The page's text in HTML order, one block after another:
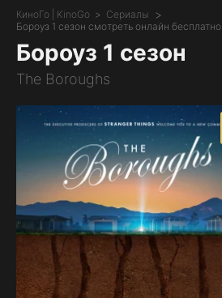
КиноГо | KinoGo
Сериалы
Бороуз 1 сезон смотреть онлайн бесплатно
Бороуз 1 сезон
The Boroughs